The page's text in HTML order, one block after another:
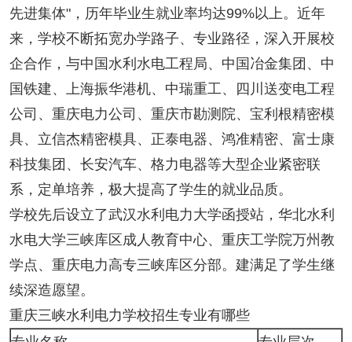
先进集体"，历年毕业生就业率均达99%以上。近年
来，学校不断拓宽办学路子、专业路径，深入开展校
企合作，与中国水利水电工程局、中国冶金集团、中
国铁建、上海振华港机、中瑞重工、四川送变电工程
公司、重庆电力公司、重庆市勘测院、宝利根精密模
具、立信杰精密模具、正泰电器、鸿准精密、富士康
科技集团、长安汽车、格力电器等大型企业紧密联
系，定单培养，极大提高了学生的就业品质。
学校先后设立了武汉水利电力大学函授站，华北水利
水电大学三峡库区成人教育中心、重庆工学院万州教
学点、重庆电力高专三峡库区分部。建满足了学生继
续深造愿望。
重庆三峡水利电力学校招生专业有哪些